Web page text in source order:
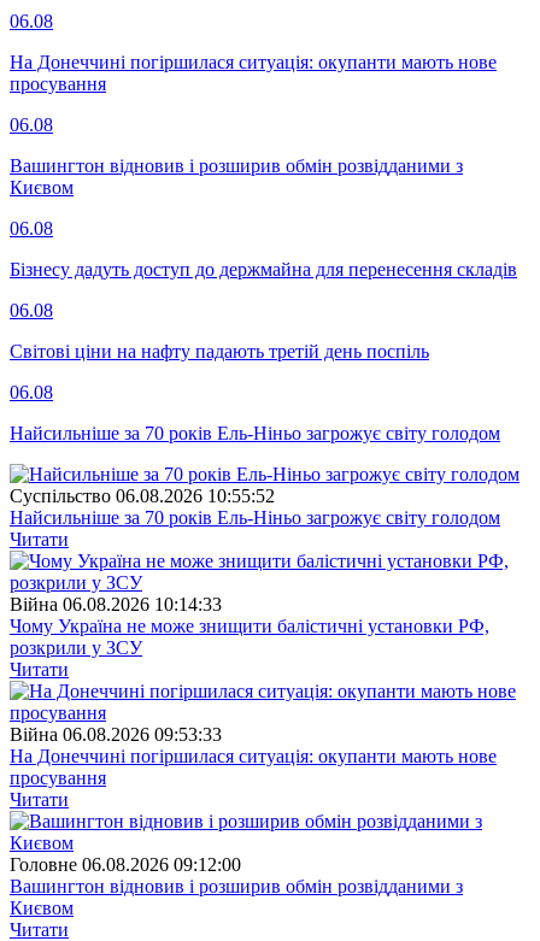
06.08
На Донеччині погіршилася ситуація: окупанти мають нове
просування
06.08
Вашингтон відновив і розширив обмін розвідданими з
Києвом
06.08
Бізнесу дадуть доступ до держмайна для перенесення складів
06.08
Світові ціни на нафту падають третій день поспіль
06.08
Найсильніше за 70 років Ель-Ніньо загрожує світу голодом
Суспiльство 06.08.2026 10:55:52
Найсильніше за 70 років Ель-Ніньо загрожує світу голодом
Читати
Війна 06.08.2026 10:14:33
Чому Україна не може знищити балістичні установки РФ,
розкрили у ЗСУ
Читати
Війна 06.08.2026 09:53:33
На Донеччині погіршилася ситуація: окупанти мають нове
просування
Читати
Головне 06.08.2026 09:12:00
Вашингтон відновив і розширив обмін розвідданими з
Києвом
Читати